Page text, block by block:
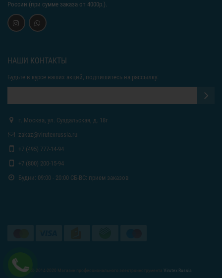
России (при сумме заказа от 4000р.).
НАШИ КОНТАКТЫ
Будьте в курсе наших акций, подпишитесь на рассылку:
г. Москва, ул. Суздальская, д. 18г
zakaz@virutexrussia.ru
+7 (495) 777-14-94
+7 (800) 200-15-94
Будни: 09:00 - 20:00 СБ-ВС: прием заказов
© 2014-2020 Магазин профессионального электроинструмента Virutex Russia